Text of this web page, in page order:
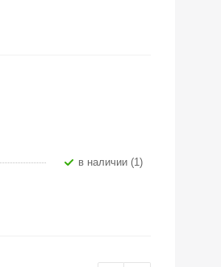
В наличии (1)